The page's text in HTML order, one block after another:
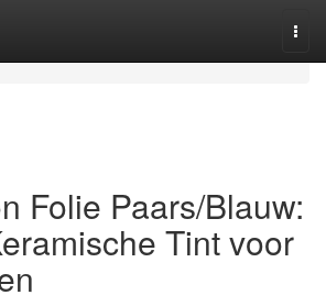
Folie Paars/Blauw:
Tint voor